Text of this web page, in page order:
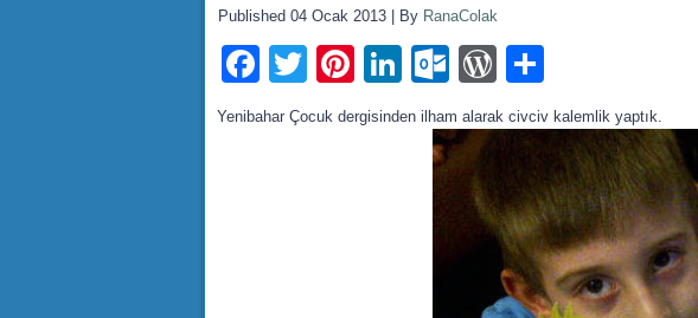
Published 04 Ocak 2013 By RanaColak
Facebook
TwitterPinterest
LinkedIn
Outlook.com
WordPress
Yenibahar Çocuk dergisinden ilham alarak civciv kalemlik yaptık.